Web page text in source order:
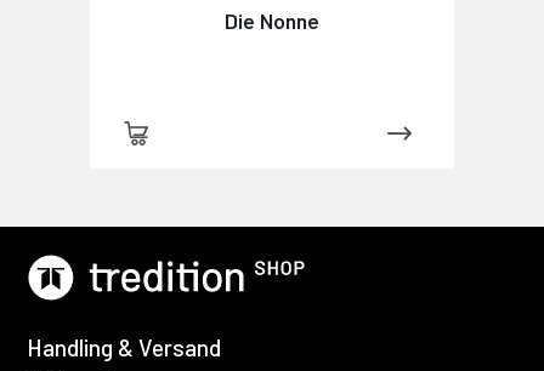
Die Nonne
Handling & Versand